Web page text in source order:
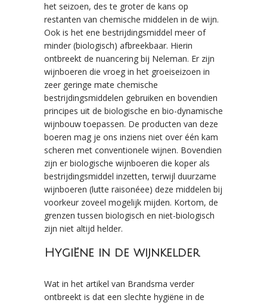
het seizoen, des te groter de kans op
restanten van chemische middelen in de wijn.
Ook is het ene bestrijdingsmiddel meer of
minder (biologisch) afbreekbaar. Hierin
ontbreekt de nuancering bij Neleman. Er zijn
wijnboeren die vroeg in het groeiseizoen in
zeer geringe mate chemische
bestrijdingsmiddelen gebruiken en bovendien
principes uit de biologische en bio-dynamische
wijnbouw toepassen. De producten van deze
boeren mag je ons inziens niet over één kam
scheren met conventionele wijnen. Bovendien
zijn er biologische wijnboeren die koper als
bestrijdingsmiddel inzetten, terwijl duurzame
wijnboeren (lutte raisonéee) deze middelen bij
voorkeur zoveel mogelijk mijden. Kortom, de
grenzen tussen biologisch en niet-biologisch
zijn niet altijd helder.
Hygiëne in de wijnkelder
Wat in het artikel van Brandsma verder
ontbreekt is dat een slechte hygiëne in de